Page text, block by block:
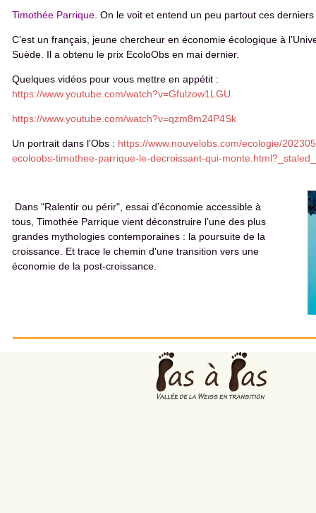
Timothée Parrique . On le voit et entend un peu partout ces
C’est un français, jeune chercheur en économie écologique à
Suède. Il a obtenu le prix EcoloObs en mai dernier.
Quelques vidéos pour vous mettre en appétit :
https://www.youtube.com/watch?v=Gfulzow1LGU
https://www.youtube.com/watch?v=qzm8m24P4Sk
Un portrait dans l'Obs : https://www.nouvelobs.com/ecologie/
ecoloobs-timothee-parrique-le-decroissant-qui-monte.html?_staled_
Dans "Ralentir ou périr", essai d’économie accessible à
tous, Timothée Parrique vient déconstruire l’une des plus
grandes mythologies contemporaines : la poursuite de la
croissance. Et trace le chemin d'une transition vers une
économie de la post-croissance.